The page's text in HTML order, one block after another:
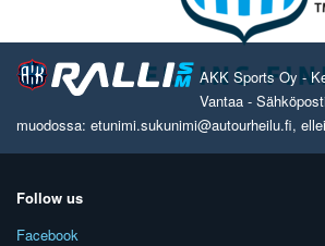
AKK Sports Oy -
Vantaa -
muodossa: etunimi.sukunimi@autourheilu.fi,
Follow us
Facebook